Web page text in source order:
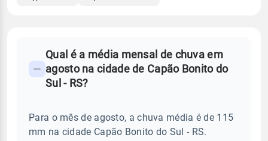
Perguntas
frequentes
chuva
Qual é a média mensal de chuva em
agosto na cidade de Capão Bonito do
Sul - RS?
Para o mês de agosto, a chuva média é de 115
mm na cidade Capão Bonito do Sul - RS.